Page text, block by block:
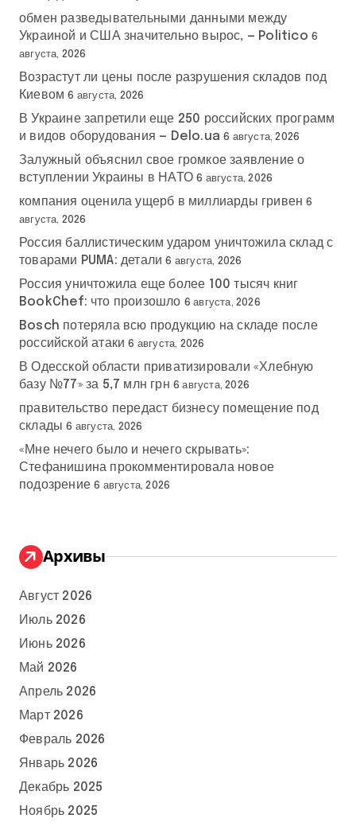
обмен разведывательными данными между
Украиной и США значительно вырос, — Politico 6
августа, 2026
Возрастут ли цены после разрушения складов под
Киевом 6 августа, 2026
В Украине запретили еще 250 российских программ
и видов оборудования — Delo.ua 6 августа, 2026
Залужный объяснил свое громкое заявление о
вступлении Украины в НАТО 6 августа, 2026
компания оценила ущерб в миллиарды гривен 6
августа, 2026
Россия баллистическим ударом уничтожила склад с
товарами PUMA: детали 6 августа, 2026
Россия уничтожила еще более 100 тысяч книг
BookChef: что произошло 6 августа, 2026
Bosch потеряла всю продукцию на складе после
российской атаки 6 августа, 2026
В Одесской области приватизировали «Хлебную
базу №77» за 5,7 млн грн 6 августа, 2026
правительство передаст бизнесу помещение под
склады 6 августа, 2026
«Мне нечего было и нечего скрывать»:
Стефанишина прокомментировала новое
подозрение 6 августа, 2026
Архивы
Август 2026
Июль 2026
Июнь 2026
Май 2026
Апрель 2026
Март 2026
Февраль 2026
Январь 2026
Декабрь 2025
Ноябрь 2025